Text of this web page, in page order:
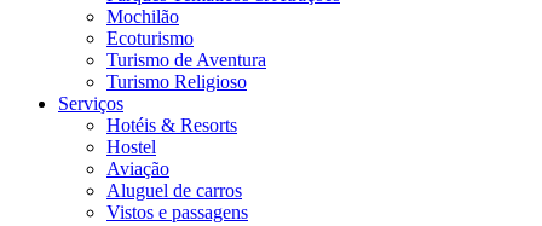
Mochilão
Ecoturismo
Turismo de Aventura
Turismo Religioso
Serviços
Hotéis & Resorts
Hostel
Aviação
Aluguel de carros
Vistos e passagens